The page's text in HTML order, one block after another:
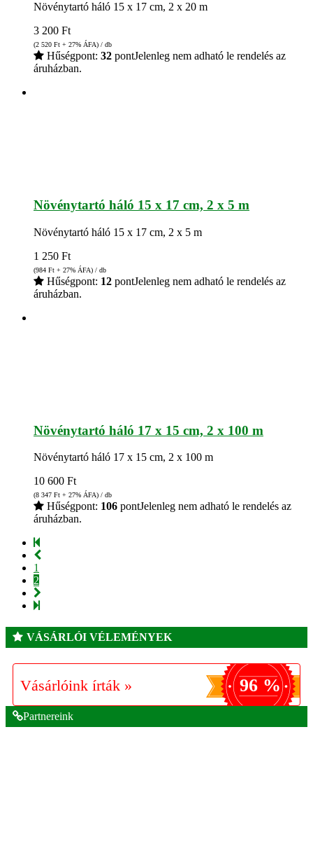
Növénytartó háló 15 x 17 cm, 2 x 20 m
3 200 Ft
(2 520 Ft + 27% ÁFA) / db
Hűségpont: 32 pontJelenleg nem adható le rendelés az
áruházban.
Növénytartó háló 15 x 17 cm, 2 x 5 m
Növénytartó háló 15 x 17 cm, 2 x 5 m
1 250 Ft
(984 Ft + 27% ÁFA) / db
Hűségpont: 12 pontJelenleg nem adható le rendelés az
áruházban.
Növénytartó háló 17 x 15 cm, 2 x 100 m
Növénytartó háló 17 x 15 cm, 2 x 100 m
10 600 Ft
(8 347 Ft + 27% ÁFA) / db
Hűségpont: 106 pontJelenleg nem adható le rendelés az
áruházban.
1
2
VÁSÁRLÓI VÉLEMÉNYEK
Vásárlóink írták » 96 %
Partnereink